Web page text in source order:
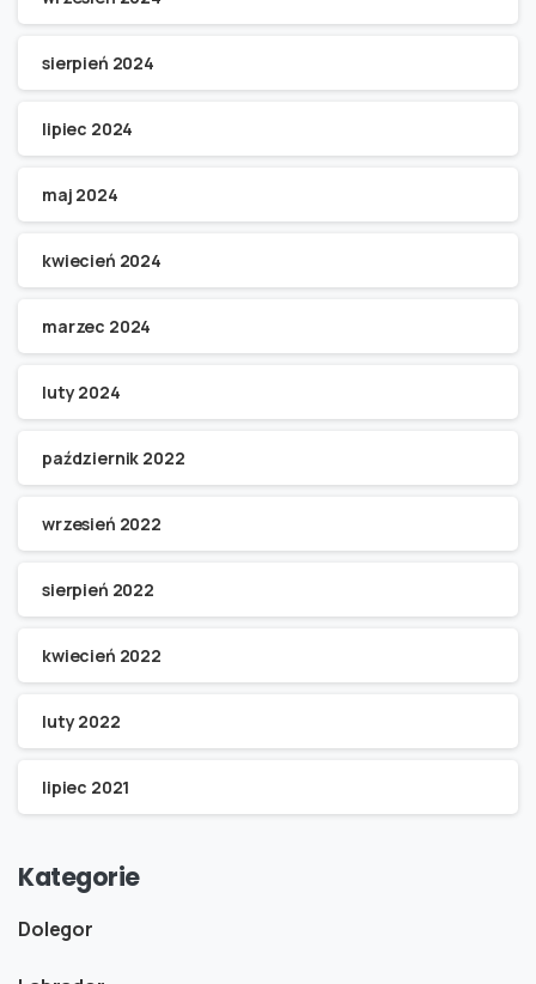
sierpień 2024
lipiec 2024
maj 2024
kwiecień 2024
marzec 2024
luty 2024
październik 2022
wrzesień 2022
sierpień 2022
kwiecień 2022
luty 2022
lipiec 2021
Kategorie
Dolegor